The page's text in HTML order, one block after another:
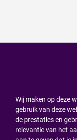
Wij maken op deze
gebruik van deze
de prestaties en
relevantie van het